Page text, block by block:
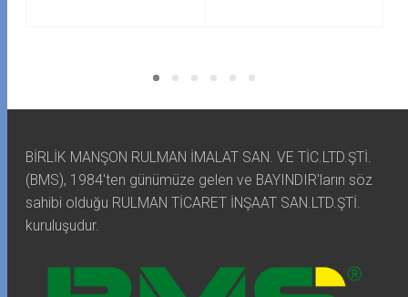
BİRLİK MANŞON RULMAN İMALAT SAN. VE TİC.LTD.ŞTİ.
(BMS), 1984'ten günümüze gelen ve BAYINDIR'ların söz
sahibi olduğu RULMAN TİCARET İNŞAAT SAN.LTD.ŞTİ.
kuruluşudur.